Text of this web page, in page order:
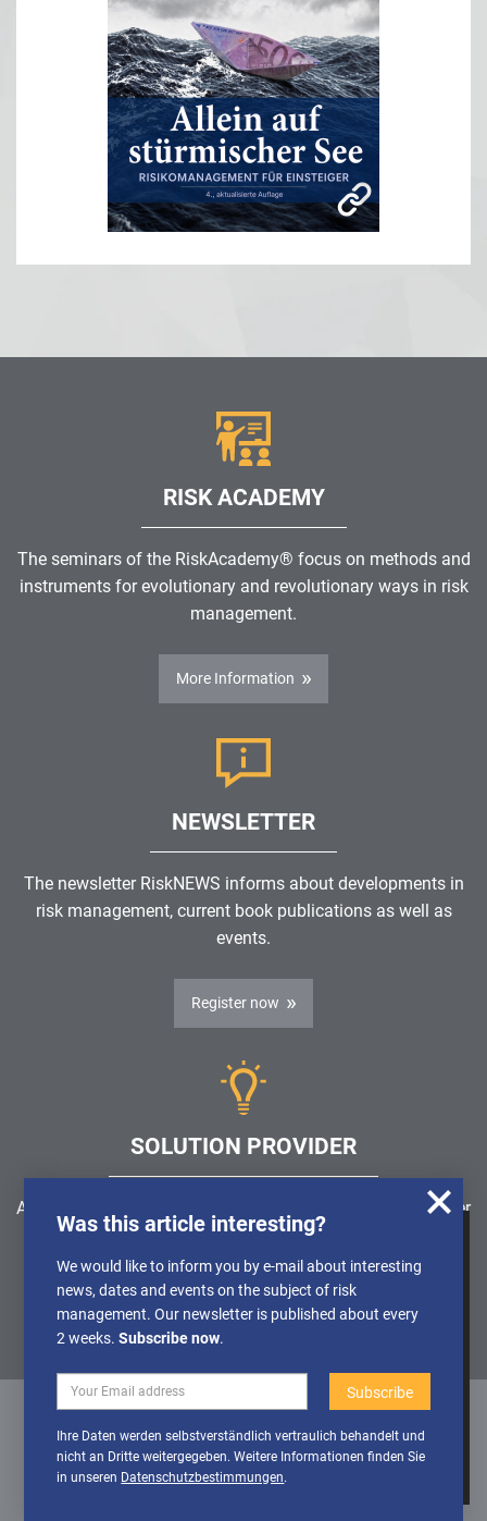
We use cookies to obtain anonymised
information about the use of our website, so
that we can constantly improve our offer.
Further Details can be found in our
cookies
Activate cookies
RISK ACADEMY
The seminars of the RiskAcademy® focus on methods and
instruments for evolutionary and revolutionary ways in risk
management.
More Information
NEWSLETTER
The newsletter RiskNEWS informs about developments in
risk management, current book publications as well as
events.
Register now
SOLUTION PROVIDER
Are you looking for a software solution or a service provider
in the field of risk management, GRC, ICS or ISMS?
Find a solution provider
Datenschutz/Impressum/Sitemap
© 1999 - 2026 RiskNET GmbH - The Risk Management Network
Was this article interesting?
We would like to inform you by e-mail about interesting
news, dates and events on the subject of risk
management. Our newsletter is published about every
2 weeks.Subscribe now.
Ihre Daten werden selbstverständlich vertraulich behandelt und
nicht an Dritte weitergegeben. Weitere Informationen finden Sie
in unseren Datenschutzbestimmungen.